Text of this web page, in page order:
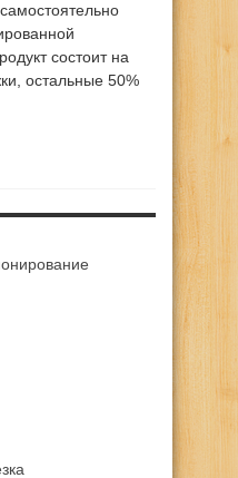
состоит на
остальные 50%